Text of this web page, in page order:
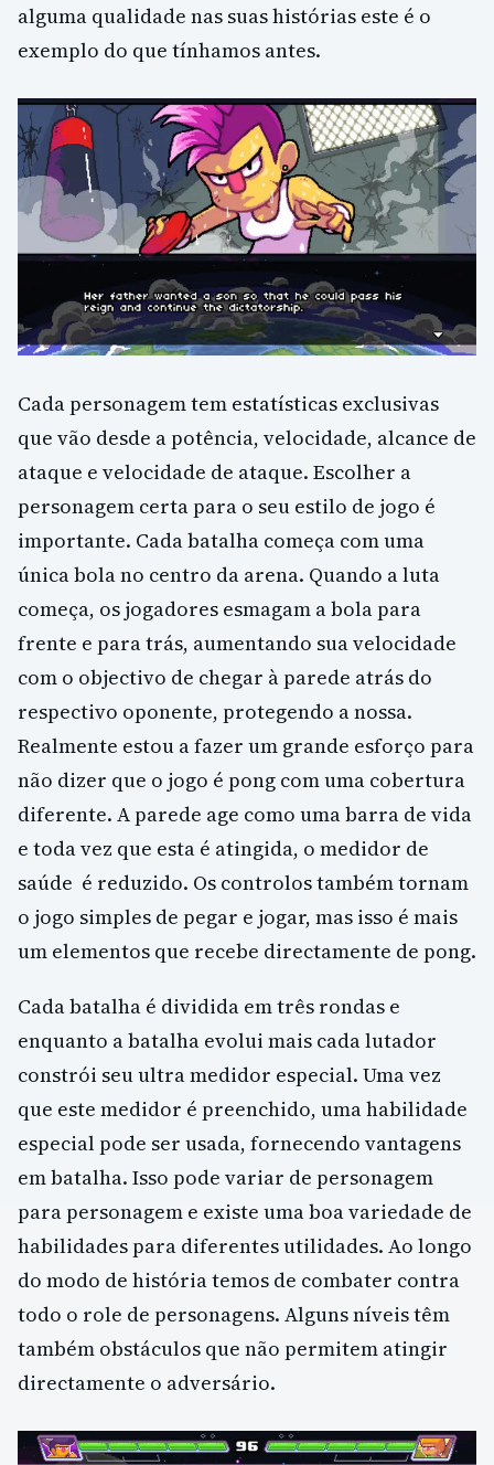
alguma qualidade nas suas histórias este é o
exemplo do que tínhamos antes.
Cada personagem tem estatísticas exclusivas
que vão desde a potência, velocidade, alcance de
ataque e velocidade de ataque. Escolher a
personagem certa para o seu estilo de jogo é
importante. Cada batalha começa com uma
única bola no centro da arena. Quando a luta
começa, os jogadores esmagam a bola para
frente e para trás, aumentando sua velocidade
com o objectivo de chegar à parede atrás do
respectivo oponente, protegendo a nossa.
Realmente estou a fazer um grande esforço para
não dizer que o jogo é pong com uma cobertura
diferente. A parede age como uma barra de vida
e toda vez que esta é atingida, o medidor de
saúde é reduzido. Os controlos também tornam
o jogo simples de pegar e jogar, mas isso é mais
um elementos que recebe directamente de pong.
Cada batalha é dividida em três rondas e
enquanto a batalha evolui mais cada lutador
constrói seu ultra medidor especial. Uma vez
que este medidor é preenchido, uma habilidade
especial pode ser usada, fornecendo vantagens
em batalha. Isso pode variar de personagem
para personagem e existe uma boa variedade de
habilidades para diferentes utilidades. Ao longo
do modo de história temos de combater contra
todo o role de personagens. Alguns níveis têm
também obstáculos que não permitem atingir
directamente o adversário.